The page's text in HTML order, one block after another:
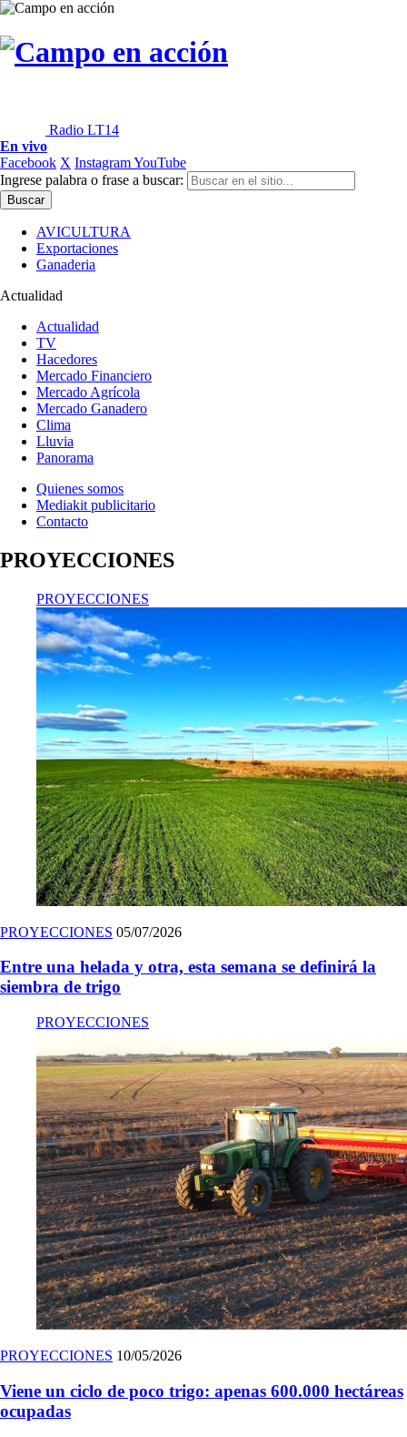
Radio LT14
En vivo
Facebook X InstagramYouTube
Ingrese palabra o frase a buscar:
AVICULTURA
Exportaciones
Ganaderia
Actualidad
Actualidad
TV
Hacedores
Mercado Financiero
Mercado Agrícola
Mercado Ganadero
Clima
Lluvia
Panorama
Quienes somos
Mediakit publicitario
Contacto
PROYECCIONES
PROYECCIONES
PROYECCIONES 05/07/2026
Entre una helada y otra, esta semana se definirá la
siembra de trigo
PROYECCIONES
PROYECCIONES 10/05/2026
Viene un ciclo de poco trigo: apenas 600.000 hectáreas
ocupadas